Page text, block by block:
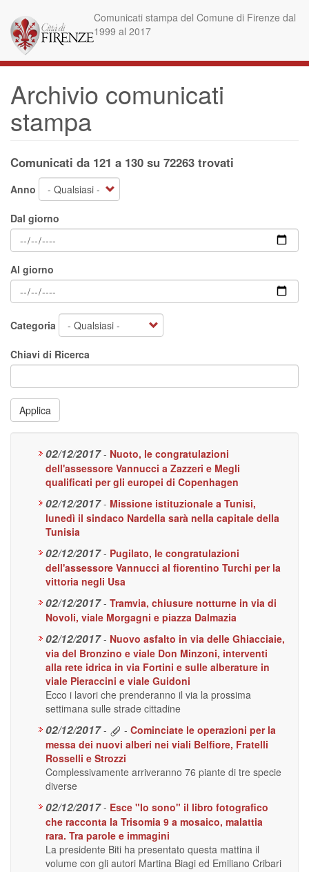
contenuto
principale
Comunicati stampa del Comune di Firenze dal
1999 al 2017
Archivio comunicati
stampa
Comunicati da 121 a 130 su 72263 trovati
Anno
Dal giorno
Al giorno
Categoria
Chiavi di Ricerca
Applica
02/12/2017 - Nuoto, le congratulazioni
dell'assessore Vannucci a Zazzeri e Megli
qualificati per gli europei di Copenhagen
02/12/2017 - Missione istituzionale a Tunisi,
lunedì il sindaco Nardella sarà nella capitale della
Tunisia
02/12/2017 - Pugilato, le congratulazioni
dell'assessore Vannucci al fiorentino Turchi per la
vittoria negli Usa
02/12/2017 - Tramvia, chiusure notturne in via di
Novoli, viale Morgagni e piazza Dalmazia
02/12/2017 - Nuovo asfalto in via delle Ghiacciaie,
via del Bronzino e viale Don Minzoni, interventi
alla rete idrica in via Fortini e sulle alberature in
viale Pieraccini e viale Guidoni
Ecco i lavori che prenderanno il via la prossima
settimana sulle strade cittadine
02/12/2017 - - Cominciate le operazioni per la
messa dei nuovi alberi nei viali Belfiore, Fratelli
Rosselli e Strozzi
Complessivamente arriveranno 76 piante di tre specie
diverse
02/12/2017 - Esce "Io sono" il libro fotografico
che racconta la Trisomia 9 a mosaico, malattia
rara. Tra parole e immagini
La presidente Biti ha presentato questa mattina il
volume con gli autori Martina Biagi ed Emiliano Cribari